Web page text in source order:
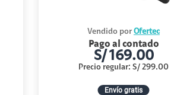
Vendido por Ofertec
Pago al contado
S/169.00
Precio regular: S/ 299.00
Envío gratis